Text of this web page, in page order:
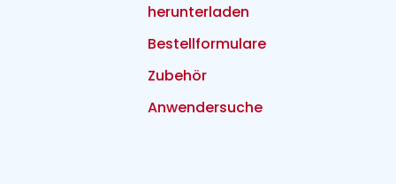
herunterladen
Bestellformulare
Zubehör
Anwendersuche